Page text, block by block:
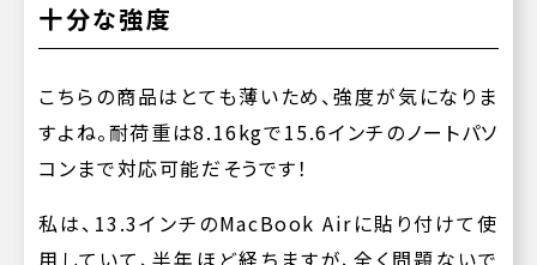
十分な強度
こちらの商品はとても薄いため、強度が気になりま
すよね。耐荷重は8.16kgで15.6インチのノートパソ
コンまで対応可能だそうです！
私は、13.3インチのMacBook Airに貼り付けて使
用していて、半年ほど経ちますが、全く問題ないで